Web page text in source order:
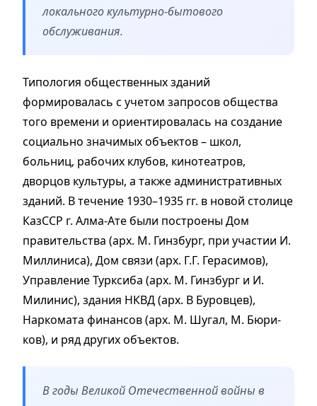
локального культурно-бытового
обслуживания.
Типология общественных зданий
формировалась с учетом запросов общества
того времени и ориентировалась на создание
социально значимых объектов – школ,
больниц, рабочих клубов, кинотеатров,
дворцов культуры, а также административных
зданий. В течение 1930–1935 гг. в новой столице
КазССР г. Алма-Ате были построены Дом
правительства (арх. М. Гинзбург, при участии И.
Миллиниса), Дом связи (арх. Г.Г. Герасимов),
Управление Турксиба (арх. М. Гинзбург и И.
Милинис), здания НКВД (арх. В Буровцев),
Наркомата финансов (арх. М. Шугал, М. Бюри-
ков), и ряд других объектов.
В годы Великой Отечественной войны в